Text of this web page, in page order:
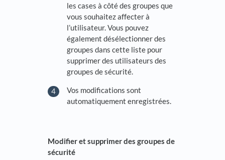
les cases à côté des groupes que
vous souhaitez affecter à
l’utilisateur. Vous pouvez
également désélectionner des
groupes dans cette liste pour
supprimer des utilisateurs des
groupes de sécurité.
Vos modifications sont
automatiquement enregistrées.
Modifier et supprimer des groupes de
sécurité